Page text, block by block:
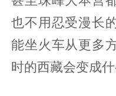
也不用忍受漫长
能坐火车从更多
时的西藏会变成